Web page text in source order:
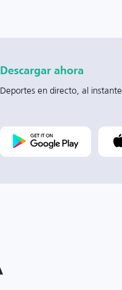
Descargar ahora
Deportes en directo, al instante